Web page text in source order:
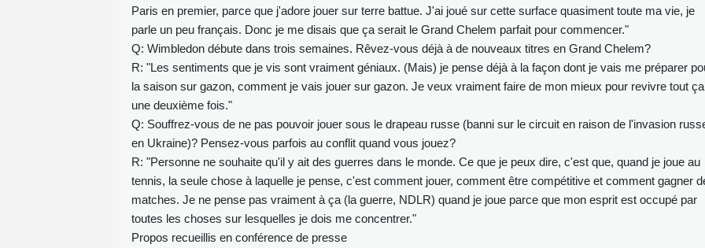
Paris en premier, parce que j'adore jouer sur terre battue. J'ai joué sur cette surface quasiment toute ma vie, je
parle un peu français. Donc je me disais que ça serait le Grand Chelem parfait pour commencer."
Q: Wimbledon débute dans trois semaines. Rêvez-vous déjà à de nouveaux titres en Grand Chelem?
R: "Les sentiments que je vis sont vraiment géniaux. (Mais) je pense déjà à la façon dont je vais me préparer
la saison sur gazon, comment je vais jouer sur gazon. Je veux vraiment faire de mon mieux pour revivre tout ça
une deuxième fois."
Q: Souffrez-vous de ne pas pouvoir jouer sous le drapeau russe (banni sur le circuit en raison de l'invasion
en Ukraine)? Pensez-vous parfois au conflit quand vous jouez?
R: "Personne ne souhaite qu'il y ait des guerres dans le monde. Ce que je peux dire, c'est que, quand je joue au
tennis, la seule chose à laquelle je pense, c'est comment jouer, comment être compétitive et comment gagner
matches. Je ne pense pas vraiment à ça (la guerre, NDLR) quand je joue parce que mon esprit est occupé par
toutes les choses sur lesquelles je dois me concentrer."
Propos recueillis en conférence de presse